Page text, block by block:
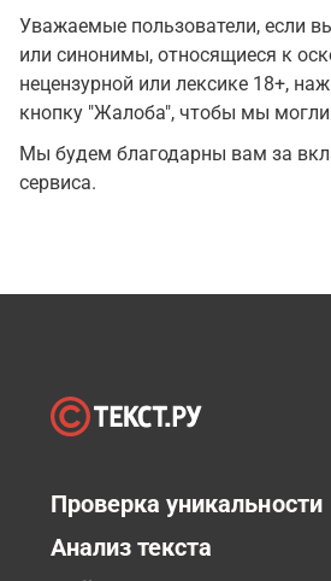
Уважаемые пользователи, если
или синонимы, относящиеся к
нецензурной или лексике 18+,
кнопку "Жалоба", чтобы мы могли
Мы будем благодарны вам за
сервиса.
Проверка уникальности
Анализ текста